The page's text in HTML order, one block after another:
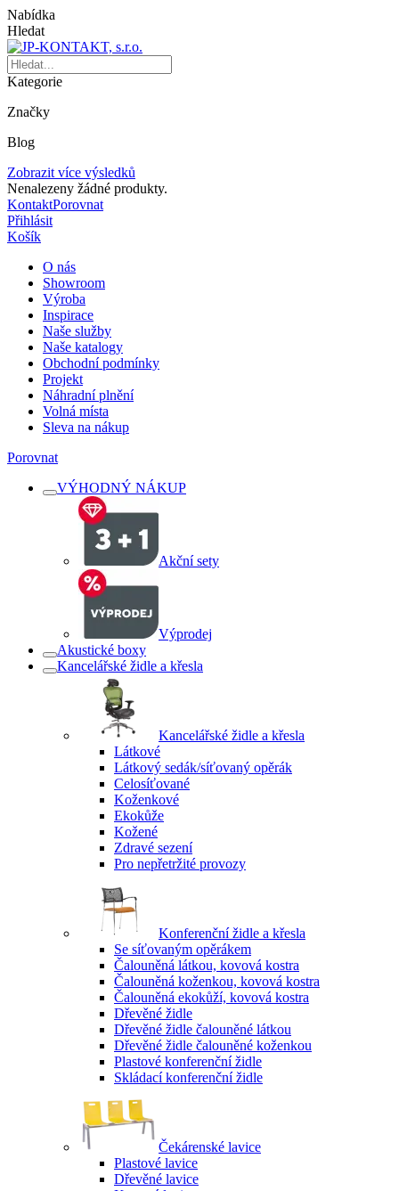
Nabídka
Hledat
Kategorie
Značky
Blog
Zobrazit více výsledků
Nenalezeny žádné produkty.
KontaktPorovnat
Přihlásit
Košík
O nás
Showroom
Výroba
Inspirace
Naše služby
Naše katalogy
Obchodní podmínky
Projekt
Náhradní plnění
Volná místa
Sleva na nákup
Porovnat
VÝHODNÝ NÁKUP
Akční sety
Výprodej
Akustické boxy
Kancelářské židle a křesla
Kancelářské židle a křesla
Látkové
Látkový sedák/síťovaný opěrák
Celosíťované
Koženkové
Ekokůže
Kožené
Zdravé sezení
Pro nepřetržité provozy
Konferenční židle a křesla
Se síťovaným opěrákem
Čalouněná látkou, kovová kostra
Čalouněná koženkou, kovová kostra
Čalouněná ekokůží, kovová kostra
Dřevěné židle
Dřevěné židle čalouněné látkou
Dřevěné židle čalouněné koženkou
Plastové konferenční židle
Skládací konferenční židle
Čekárenské lavice
Plastové lavice
Dřevěné lavice